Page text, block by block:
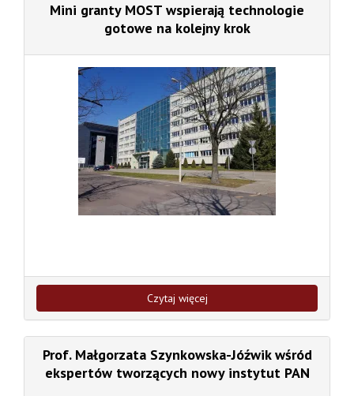
Mini granty MOST wspierają technologie
gotowe na kolejny krok
Czytaj więcej
Prof. Małgorzata Szynkowska-Jóźwik wśród
ekspertów tworzących nowy instytut PAN